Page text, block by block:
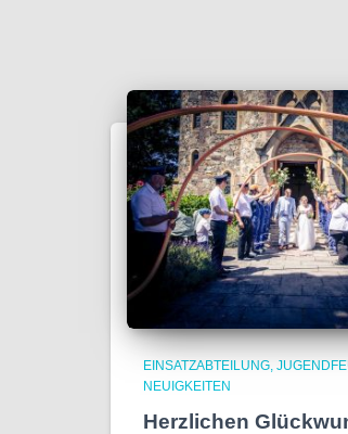
EINSATZABTEILUNG
NEUIGKEITEN
Herzlichen